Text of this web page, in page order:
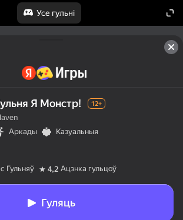
Усе гульні
Я Монстр! 12+
Аркады
Казуальныя
Гульняў 4,2 Ацэнка гульцоў
Гуляць